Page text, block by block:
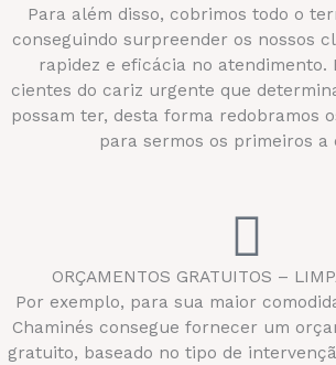
Para além disso, cobrimos todo o
conseguindo surpreender os nossos
rapidez e eficácia no atendimento.
cientes do cariz urgente que
possam ter, desta forma redobramos
para sermos os primeiros a
ORÇAMENTOS GRATUITOS –
Por exemplo, para sua maior
Chaminés consegue fornecer um
gratuito, baseado no tipo de